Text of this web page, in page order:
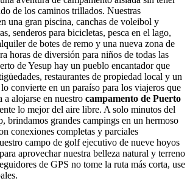
de los caminos trillados. Nuestras
una gran piscina, canchas de voleibol y
senderos para bicicletas, pesca en el lago,
de botes de remo y una nueva zona de
horas de diversión para niños de todas las
de Yesup hay un pueblo encantador que
restaurantes de propiedad local y un
convierte en un paraíso para los viajeros que
a alojarse en nuestro campamento de Puerto
lo mejor del aire libre. A solo minutos del
brindamos grandes campings en un hermoso
conexiones completas y parciales
campo de golf ejecutivo de nueve hoyos
aprovechar nuestra belleza natural y terreno
de GPS no tome la ruta más corta, use